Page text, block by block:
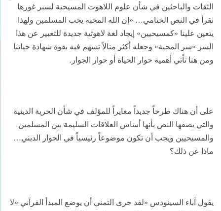
الثقات والباحثين في شأن علوم اللاهوت المسيحية لسبر غورها
نقرأ في النص الختامي… «إن الله المحبة يحب المسلمين ولهذا
يتعين علينا «كمسيحيين» إيجاد لغة لاهوتية جديدة للتعبير عن هذا
السر «سر المحبة» وجعله أكثر منالاً تسهم فيه بقوة شهادة حياتنا
ومن هنا تأتي أهمية حوار الحياة أو حوار الجوار.
على أن هناك طرحاً جديداً مغايراً للمؤلف في شأن الحرية الدينية
والتي يصفها النص بأنها أساس العلاقات السليمة بين المسلمين
والمسيحيين ويجب أن تكون موضوعاً رئيسياً في الحوار الديني…
ماذا عن ذلك؟
يقول آباء السينودس «لقد جرى التمني أن يوضع المبدأ القرآني «لا